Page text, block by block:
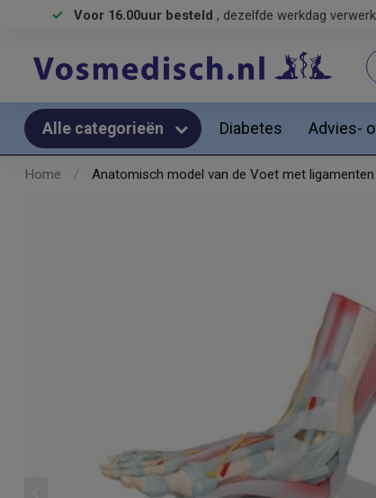
Voor 16.00uur besteld , dezelfde werkdag
Alle categorieën Diabetes Advies-
Home / Anatomisch model van de Voet met ligamenten